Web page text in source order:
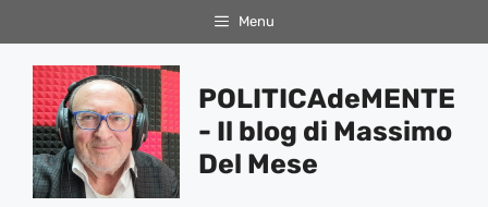
al
contenuto
Menu
POLITICAdeMENTE
- Il blog di Massimo
Del Mese